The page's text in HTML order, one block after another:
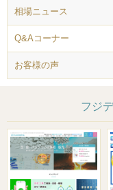
相場ニュース
Q&Aコーナー
お客様の声
フジ